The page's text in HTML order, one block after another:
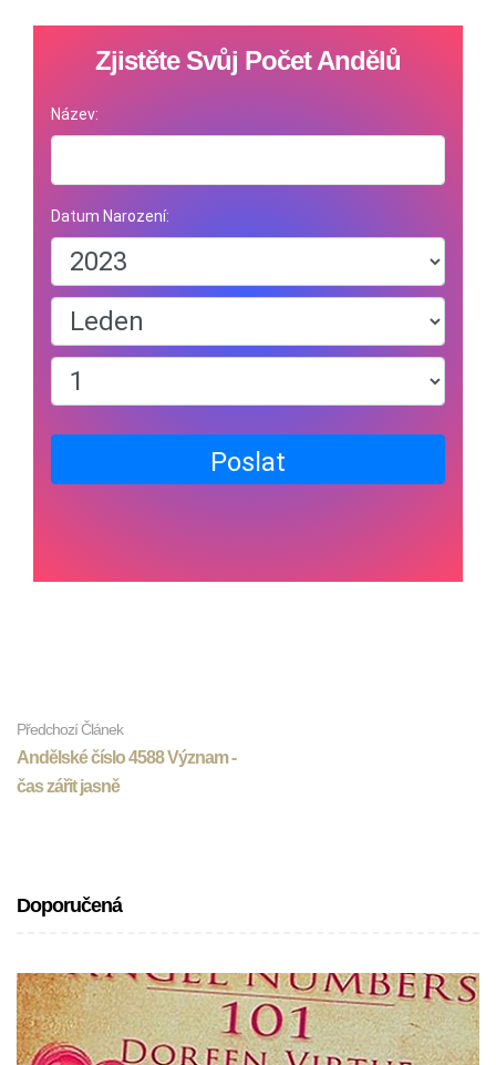
Zjistěte Svůj Počet Andělů
Název:
Datum Narození:
Poslat
Předchozí Článek
Andělské číslo 4588 Význam -
čas zářit jasně
Doporučená